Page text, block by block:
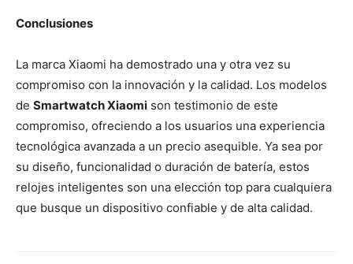
Conclusiones
La marca Xiaomi ha demostrado una y otra vez su
compromiso con la innovación y la calidad. Los modelos
de Smartwatch Xiaomi son testimonio de este
compromiso, ofreciendo a los usuarios una experiencia
tecnológica avanzada a un precio asequible. Ya sea por
su diseño, funcionalidad o duración de batería, estos
relojes inteligentes son una elección top para cualquiera
que busque un dispositivo confiable y de alta calidad.